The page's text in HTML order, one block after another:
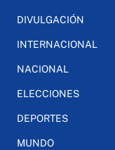
DIVULGACIÓN
INTERNACIONAL
NACIONAL
ELECCIONES
DEPORTES
MUNDO